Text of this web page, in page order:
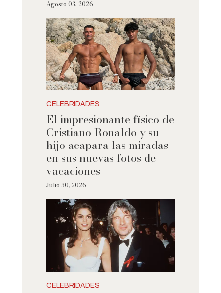
Agosto 03, 2026
CELEBRIDADES
El impresionante físico de
Cristiano Ronaldo y su
hijo acapara las miradas
en sus nuevas fotos de
vacaciones
Julio 30, 2026
CELEBRIDADES